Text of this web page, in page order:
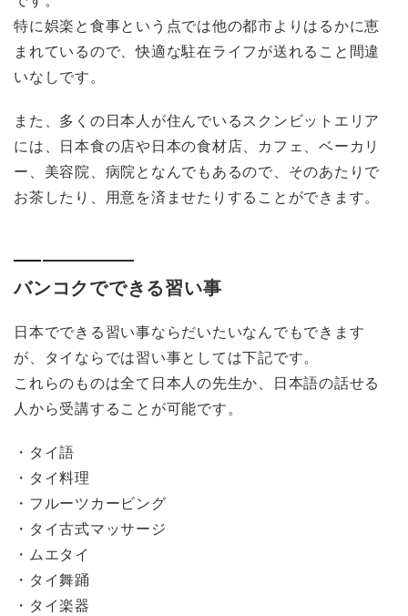
特に娯楽と食事という点では他の都市よりはるかに恵
まれているので、快適な駐在ライフが送れること間違
いなしです。
また、多くの日本人が住んでいるスクンビットエリア
には、日本食の店や日本の食材店、カフェ、ベーカリ
ー、美容院、病院となんでもあるので、そのあたりで
お茶したり、用意を済ませたりすることができます。
バンコクでできる習い事
日本でできる習い事ならだいたいなんでもできます
が、タイならでは習い事としては下記です。
これらのものは全て日本人の先生か、日本語の話せる
人から受講することが可能です。
・タイ語
・タイ料理
・フルーツカービング
・タイ古式マッサージ
・ムエタイ
・タイ舞踊
・タイ楽器